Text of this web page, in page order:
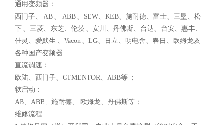
通用变频器：
西门子、 AB 、 ABB 、SEW、KEB、施耐德、富士、三垦、松
下 、三菱、东芝、伦茨 、安川、丹佛斯、台达、台安、惠丰、
佳灵、爱默生 、Vacon 、LG、日立、明电舍、春日、欧姆龙及
各种国产变频器；
直流调速：
欧陆、西门子、CTMENTOR、ABB等 ；
软启动：
AB、ABB、施耐德、 欧姆龙、丹佛斯等；
维修流程